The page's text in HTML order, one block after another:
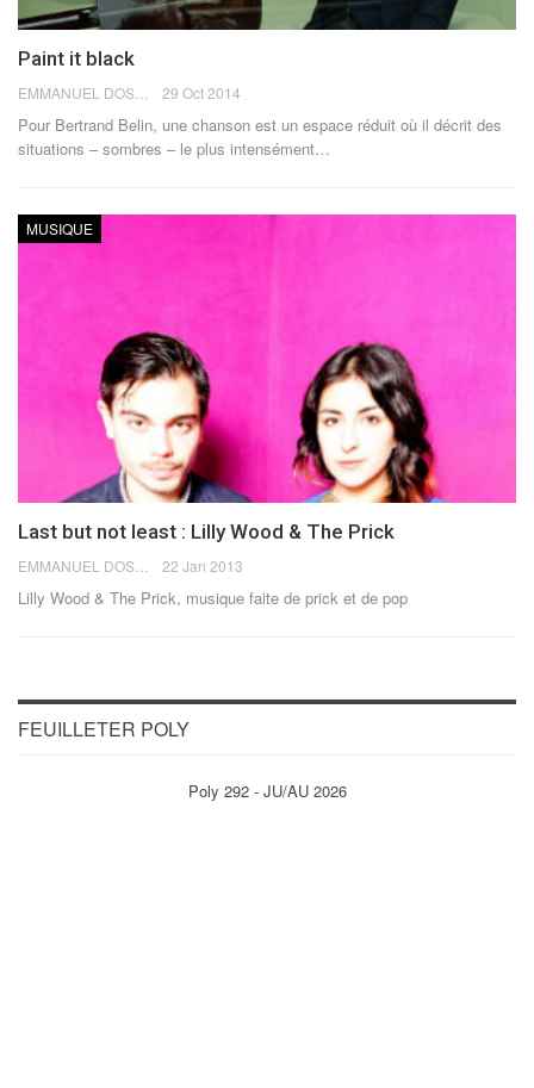
Paint it black
29 Oct 2014
Pour Bertrand Belin, une chanson est un espace réduit où il décrit des
situations – sombres – le plus intensément…
MUSIQUE
Last but not least : Lilly Wood & The Prick
22 Jan 2013
Lilly Wood & The Prick, musique faite de prick et de pop
FEUILLETER POLY
Poly 292 - JU/AU 2026